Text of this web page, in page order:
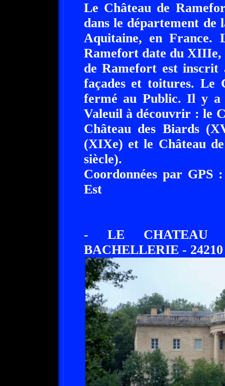
Le Château de
dans le département de
Aquitaine, en France.
Ramefort date du XIIIe,
de Ramefort est inscrit
façades et toitures. Le
fermé au Public. Il y a
Valeuil à découvrir : le
Château des Biards
(XIXe) et le Château
siècle).
Coordonnées par
Est
- LE CHATEAU
BACHELLERIE -